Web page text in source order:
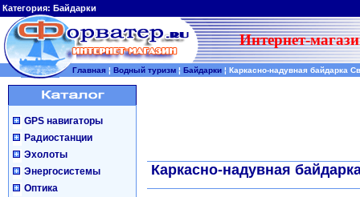
Категория: Байдарки
Интернет-
Главная ¦ Водный туризм ¦ Байдарки ¦ Каркасно-надувная байдарка
GPS навигаторы
Радиостанции
Эхолоты
Энергосистемы
Оптика
Каркасно-надувная